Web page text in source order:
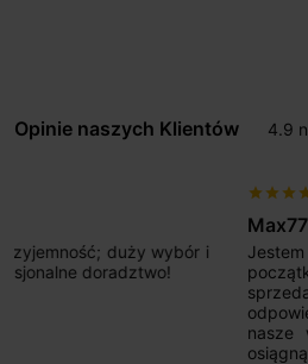
Opinie naszych Klientów 4.9
Jestem bardzo zadowolony.
początku uderzyło mnie
sprzedającego. Pan ma duże
odpowiednio pokierować i
nasze wymarzone oświetlenie.
osiągnąć w przyzwoitych